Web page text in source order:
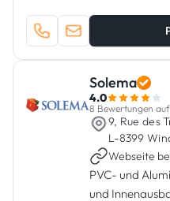
Solema
4.0
8 Bewertungen
9, Rue des
L-8399
Webseite
PVC- und
und